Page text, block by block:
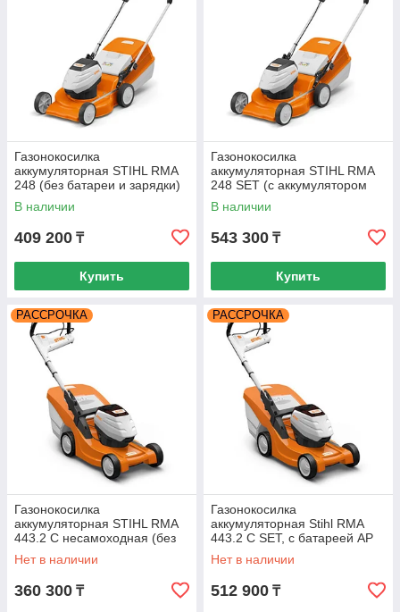
Газонокосилка
аккумуляторная STIHL RMA
248 (без батареи и зарядки)
В наличии
409 200 ₸
Купить
Газонокосилка
аккумуляторная STIHL RMA
248 SET (с аккумулятором
AK 30 и зарядкой Al101)
В наличии
543 300 ₸
Купить
РАССРОЧКА
Газонокосилка
аккумуляторная STIHL RMA
443.2 C несамоходная (без
батареи и зарядки)
63380111405
Нет в наличии
360 300 ₸
РАССРОЧКА
Газонокосилка
аккумуляторная Stihl RMA
443.2 C SET, с батареей AP
300, с зарядкой AL 300
Нет в наличии
512 900 ₸